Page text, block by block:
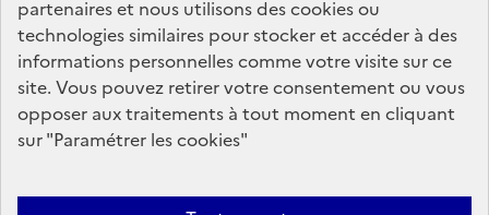
partenaires et nous utilisons descookiesou
technologies similaires pour stocker et accéder à des
informations personnelles comme votre visite sur ce
site. Vous pouvez retirer votre consentement ou vous
opposer aux traitements à tout moment en cliquant
sur "Paramétrer lescookies"
legifrance.gouv.fr
gouvernement.fr
service-public.fr
data.gouv.fr